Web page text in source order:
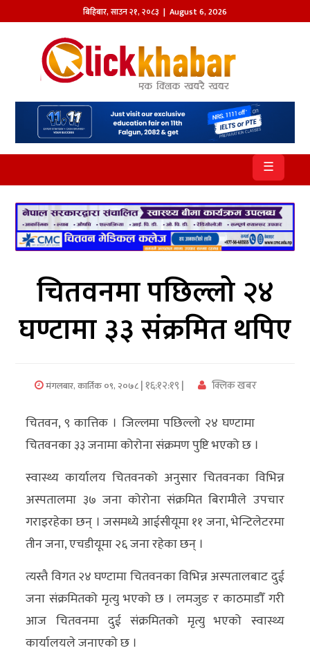
बिहिबार,साउन२१,२०८३ | August 6, 2026
होमपेज
समाज
प्रदेश
आजको
पत्रिका
सम्पादकीय
राजनीति
अन्तर्राष्ट्रिय
अर्थ/
मनाेरञ्जन
विज्ञान
प्रविधि
अन्तरर्वार्ता
विचार/
ब्लग
खेलकुद
रोचक
अन्य
☰
चितवनमा पछिल्लो २४
घण्टामा ३३ संक्रमित थपिए
मंगलबार, कार्तिक ०९, २०७८| १६:१२:१९ | क्लिक खबर
चितवन, ९ कात्तिक । जिल्लमा पछिल्लो २४ घण्टामा
चितवनका ३३ जनामा कोरोना संक्रमण पुष्टि भएको छ ।
स्वास्थ्य कार्यालय चितवनको अनुसार चितवनका विभिन्न
अस्पतालमा ३७ जना कोरोना संक्रमित बिरामीले उपचार
गराइरहेका छन् । जसमध्ये आईसीयूमा ११ जना, भेन्टिलेटरमा
तीन जना, एचडीयूमा २६ जना रहेका छन् ।
त्यस्तै विगत २४ घण्टामा चितवनका विभिन्न अस्पतालबाट दुई
जना संक्रमितको मृत्यु भएको छ । लमजुङ र काठमाडौँ गरी
आज चितवनमा दुई संक्रमितको मृत्यु भएको स्वास्थ्य
कार्यालयले जनाएको छ ।